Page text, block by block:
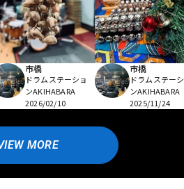
市橋
ドラムステーショ
ンAKIHABARA
2026/02/10
市橋
ドラムステー
ンAKIHABARA
2025/11/24
MORE